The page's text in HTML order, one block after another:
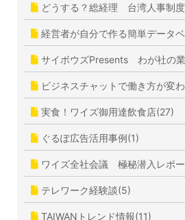
どうする？総経理 台湾人事制
経営者が自分で作る簡単データ
サイボウズPresents わが社の
ビジネスチャットで働き方が
実食！ワイズ御用達飲食店(27)
ぐるぽ広告活用事例(1)
ワイズ全社会議 極秘潜入レポ
テレワーク経験談(5)
TAIWANトレンド情報(11)